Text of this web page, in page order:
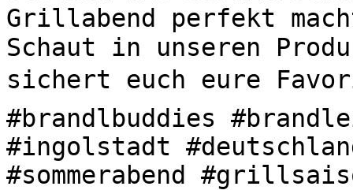
Grillabend perfekt
Schaut in unseren
sichert euch eure
#brandlbuddies
#ingolstadt
#sommerabend